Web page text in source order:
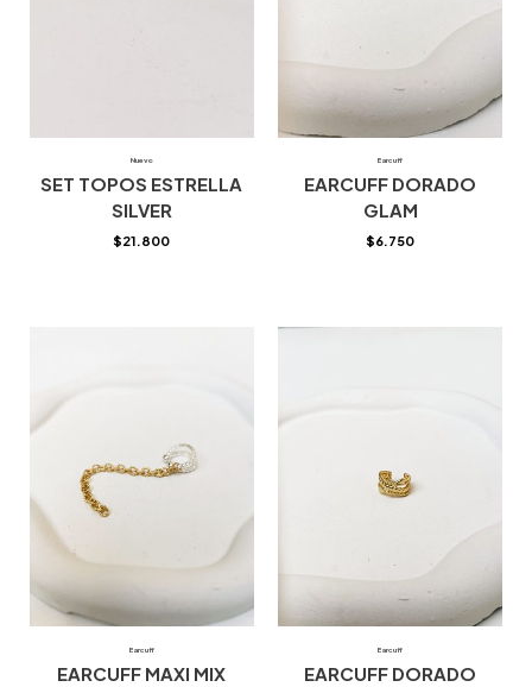
Nuevo
SET TOPOS ESTRELLA
SILVER
$21.800
Earcuff
EARCUFF DORADO
GLAM
$6.750
Earcuff
EARCUFF MAXI MIX
Earcuff
EARCUFF DORADO